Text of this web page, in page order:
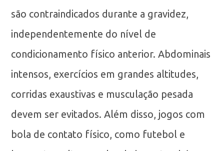
são contraindicados durante a gravidez,
independentemente do nível de
condicionamento físico anterior. Abdominais
intensos, exercícios em grandes altitudes,
corridas exaustivas e musculação pesada
devem ser evitados. Além disso, jogos com
bola de contato físico, como futebol e